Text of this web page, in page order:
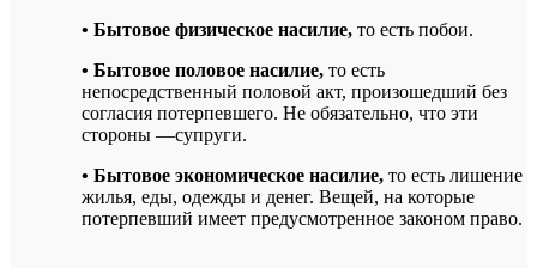
• Бытовое физическое насилие, то есть побои.
• Бытовое половое насилие, то есть
непосредственный половой акт, произошедший без
согласия потерпевшего. Не обязательно, что эти
стороны —супруги.
• Бытовое экономическое насилие, то есть лишение
жилья, еды, одежды и денег. Вещей, на которые
потерпевший имеет предусмотренное законом право.